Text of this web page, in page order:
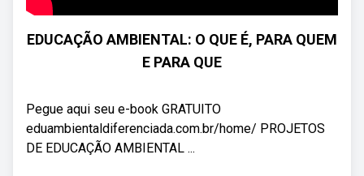
EDUCAÇÃO AMBIENTAL: O QUE É, PARA QUEM
E PARA QUE
Pegue aqui seu e-book GRATUITO
eduambientaldiferenciada.com.br/home/ PROJETOS
DE EDUCAÇÃO AMBIENTAL ...